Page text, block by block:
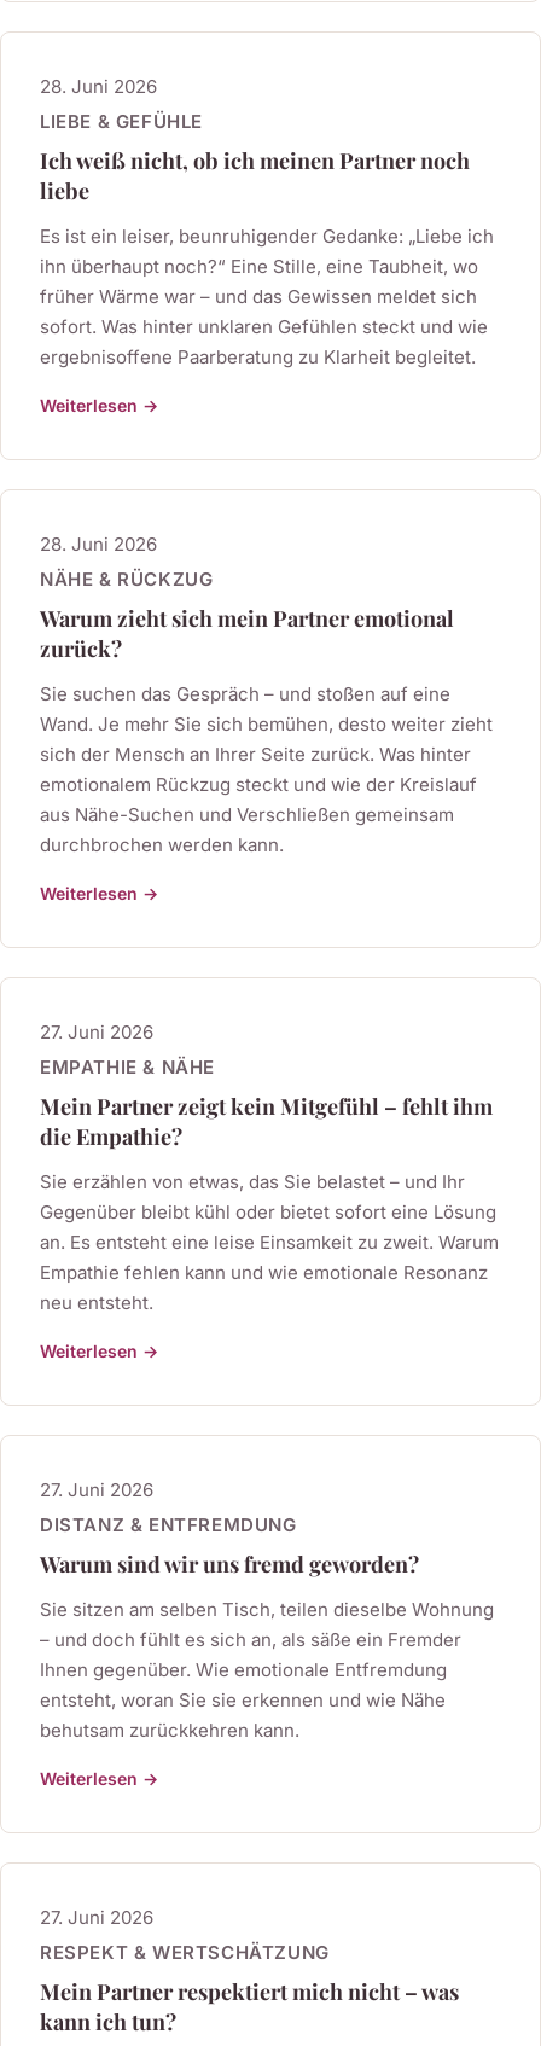
28. Juni 2026
LIEBE & GEFÜHLE
Ich weiß nicht, ob ich meinen Partner noch
liebe
Es ist ein leiser, beunruhigender Gedanke: „Liebe ich
ihn überhaupt noch?“ Eine Stille, eine Taubheit, wo
früher Wärme war – und das Gewissen meldet sich
sofort. Was hinter unklaren Gefühlen steckt und wie
ergebnisoffene Paarberatung zu Klarheit begleitet.
Weiterlesen →
28. Juni 2026
NÄHE & RÜCKZUG
Warum zieht sich mein Partner emotional
zurück?
Sie suchen das Gespräch – und stoßen auf eine
Wand. Je mehr Sie sich bemühen, desto weiter zieht
sich der Mensch an Ihrer Seite zurück. Was hinter
emotionalem Rückzug steckt und wie der Kreislauf
aus Nähe-Suchen und Verschließen gemeinsam
durchbrochen werden kann.
Weiterlesen →
27. Juni 2026
EMPATHIE & NÄHE
Mein Partner zeigt kein Mitgefühl – fehlt ihm
die Empathie?
Sie erzählen von etwas, das Sie belastet – und Ihr
Gegenüber bleibt kühl oder bietet sofort eine Lösung
an. Es entsteht eine leise Einsamkeit zu zweit. Warum
Empathie fehlen kann und wie emotionale Resonanz
neu entsteht.
Weiterlesen →
27. Juni 2026
DISTANZ & ENTFREMDUNG
Warum sind wir uns fremd geworden?
Sie sitzen am selben Tisch, teilen dieselbe Wohnung
– und doch fühlt es sich an, als säße ein Fremder
Ihnen gegenüber. Wie emotionale Entfremdung
entsteht, woran Sie sie erkennen und wie Nähe
behutsam zurückkehren kann.
Weiterlesen →
27. Juni 2026
RESPEKT & WERTSCHÄTZUNG
Mein Partner respektiert mich nicht – was
kann ich tun?